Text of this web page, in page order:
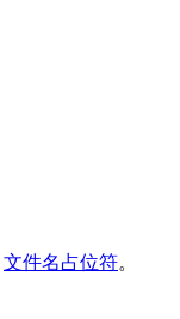
文件名占位符。